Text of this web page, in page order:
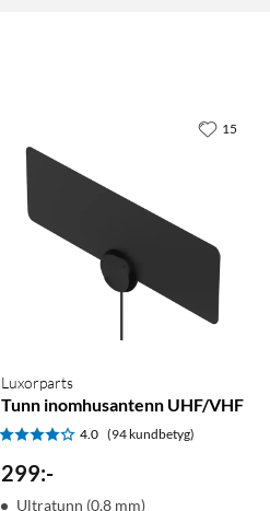
Luxorparts
Tunn inomhusantenn UHF/VHF
4.0 (94 kundbetyg)
299:-
Ultratunn (0,8 mm)
15